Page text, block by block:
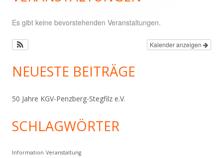
Es gibt keine bevorstehenden Veranstaltungen.
Kalender anzeigen
NEUESTE BEITRÄGE
50 Jahre KGV-Penzberg-Stegfilz e.V.
SCHLAGWÖRTER
Information Veranstaltung